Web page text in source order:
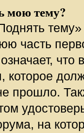
мою тему?
часть
которое
прошло.
на